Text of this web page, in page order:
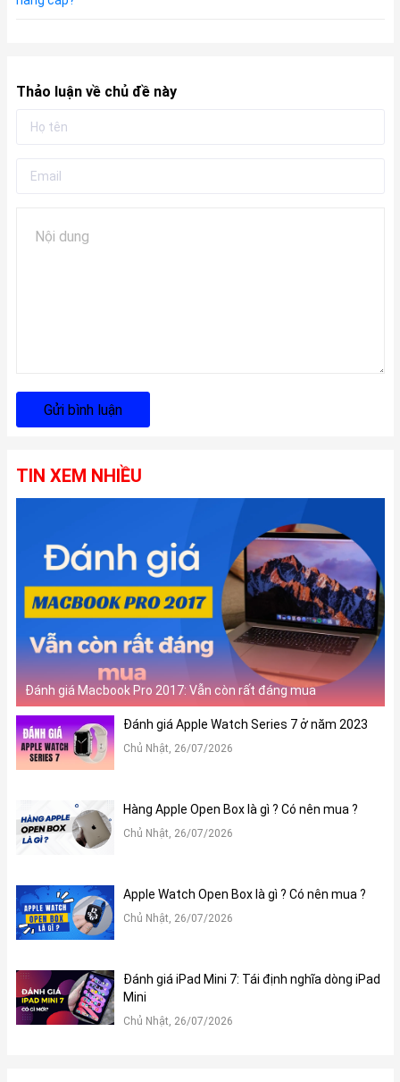
Thảo luận về chủ đề này
Gửi bình luận
TIN XEM NHIỀU
Đánh giá Macbook Pro 2017: Vẫn còn rất đáng mua
Đánh giá Apple Watch Series 7 ở năm 2023
Chủ Nhật, 26/07/2026
Hàng Apple Open Box là gì ? Có nên mua ?
Chủ Nhật, 26/07/2026
Apple Watch Open Box là gì ? Có nên mua ?
Chủ Nhật, 26/07/2026
Đánh giá iPad Mini 7: Tái định nghĩa dòng iPad
Mini
Chủ Nhật, 26/07/2026